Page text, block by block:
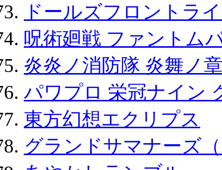
ドールズフロントラ
呪術廻戦 ファントム
炎炎ノ消防隊 炎舞ノ
パワプロ 栄冠ナイン
東方幻想エクリプス
グランドサマナーズ